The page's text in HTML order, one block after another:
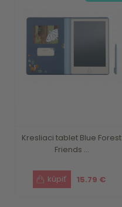
Kresliaci tablet Blue Forest
Friends ...
15.79 €